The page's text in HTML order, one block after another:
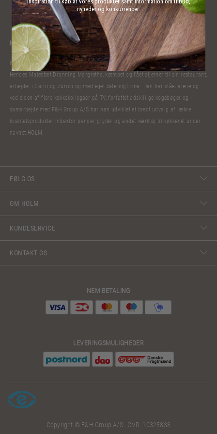
Kokkelivet har bibragt Claus Holm mange oplevelser. Han har lavet mad til
Hendes Majestæt Dronning Margrethe, kæmpet og fået stjerner til sin restaurant,
arbejdet i Cairo og Zürich og med eget cateringfirma. Han har stået alene og
ved siden af flere kokkekollegaer på TV, forfattet adskillige kogebøger og i
samarbejde med F&H Group A/S har han udviklet et bredt udvalg af lækre
kvalitetsprodukter indenfor pander, gryder og andet værktøj til køkkenet under
navnet HOLM.
FØLG OS
OM HOLM
KUNDESERVICE
KONTAKT OS
NEM BETALING
LEVERINGSMULIGHEDER
Copyright © F&H Group A/S · CVR: 10325838
nyheder og konkurrencer.